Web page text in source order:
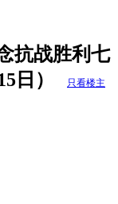
抗战胜利七
日）
只看楼主